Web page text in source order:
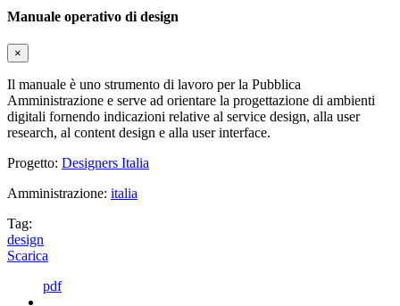
Manuale operativo di design
×
Il manuale è uno strumento di lavoro per la Pubblica
Amministrazione e serve ad orientare la progettazione di ambienti
digitali fornendo indicazioni relative al service design, alla user
research, al content design e alla user interface.
Progetto: Designers Italia
Amministrazione: italia
Tag:
design
Scarica
pdf